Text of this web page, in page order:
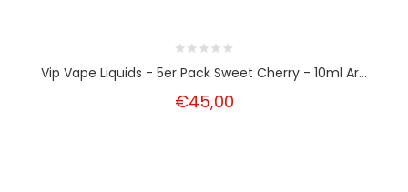
Vip Vape Liquids - 5er Pack Sweet Cherry - 10ml Ar...
€45,00